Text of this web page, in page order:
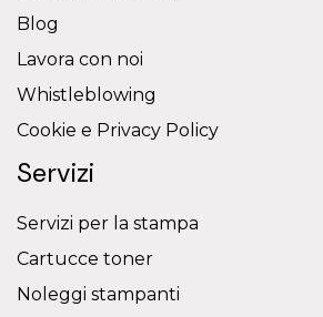
Blog
Lavora con noi
Whistleblowing
Cookie e Privacy Policy
Servizi
Servizi per la stampa
Cartucce toner
Noleggi stampanti